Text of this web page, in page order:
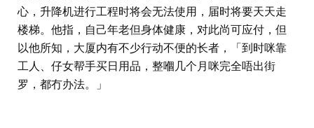
心，升降机进行工程时将会无法使用，届时将要天天走
楼梯。他指，自己年老但身体健康，对此尚可应付，但
以他所知，大厦内有不少行动不便的长者，「到时咪靠
工人、仔女帮手买日用品，整嗰几个月咪完全唔出街
罗，都冇办法。」